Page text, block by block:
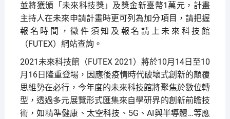
並將獲頒「未來科技獎」及獎金新臺幣1萬元，計畫
主持人在未來申請計畫時更可列為加分項目，請把握
報名時間，徵件須知及報名請上未來科技館
（FUTEX）網站查詢。
2021未來科技館（FUTEX 2021）將於10月14日至10
月16日隆重登場，因應後疫情時代破壞式創新的顛覆
思維勢在必行，今年度的未來科技館將聚焦於數位轉
型，透過多元展覽形式匯集來自學研界的創新前瞻技
術，如精準健康、太空科技、5G、AI與半導體…等應